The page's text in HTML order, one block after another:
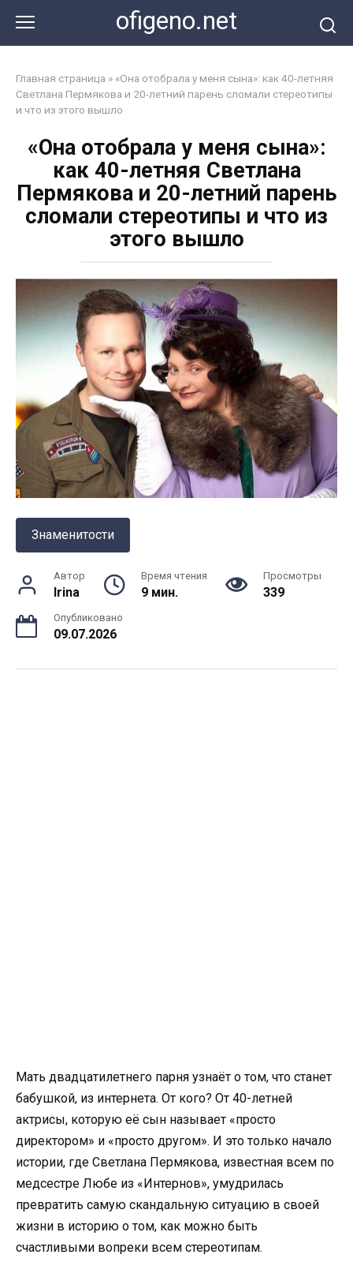
контенту
ofigeno.net
Главная страница » «Она отобрала у меня сына»: как 40-летняя
Светлана Пермякова и 20-летний парень сломали стереотипы
и что из этого вышло
«Она отобрала у меня сына»:
как 40-летняя Светлана
Пермякова и 20-летний парень
сломали стереотипы и что из
этого вышло
Знаменитости
Автор
Irina
Время чтения
9 мин.
Просмотры
339
Опубликовано
09.07.2026
Мать двадцатилетнего парня узнаёт о том, что станет
бабушкой, из интернета. От кого? От 40-летней
актрисы, которую её сын называет «просто
директором» и «просто другом». И это только начало
истории, где Светлана Пермякова, известная всем по
медсестре Любе из «Интернов», умудрилась
превратить самую скандальную ситуацию в своей
жизни в историю о том, как можно быть
счастливыми вопреки всем стереотипам.